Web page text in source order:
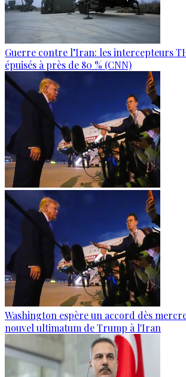
Guerre contre l’Iran: les intercepteurs
épuisés à près de 80 % (CNN)
Washington espère un accord dès
nouvel ultimatum de Trump à l'Iran